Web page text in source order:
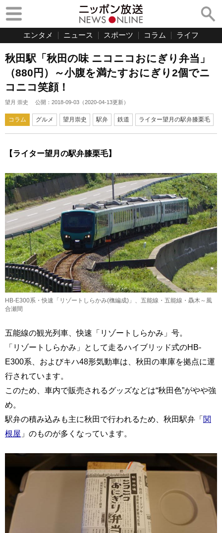
エンタメ ニュース スポーツ コラム ライフ
秋田駅「秋田の味 ニコニコおにぎり弁当」
（880円）～小腹を満たすおにぎり2個でニ
コニコ笑顔！
望月 崇史 公開： 2018-09-03 （2020-04-13更新）
コラム グルメ 望月崇史 駅弁 鉄道 ライター望月の駅弁膝栗毛
【ライター望月の駅弁膝栗毛】
HB-E300系・快速「リゾートしらかみ(橅編成)」、五能線・五能線・驫木～風
合瀬間
五能線の観光列車、快速「リゾートしらかみ」号。
「リゾートしらかみ」として走るハイブリッド式のHB-
E300系、およびキハ48形気動車は、秋田の車庫を拠点に運
行されています。
このため、車内で販売されるグッズなどは“秋田色”がやや強
め。
駅弁の積み込みも主に秋田で行われるため、秋田駅弁「関
根屋 」のものが多くなっています。